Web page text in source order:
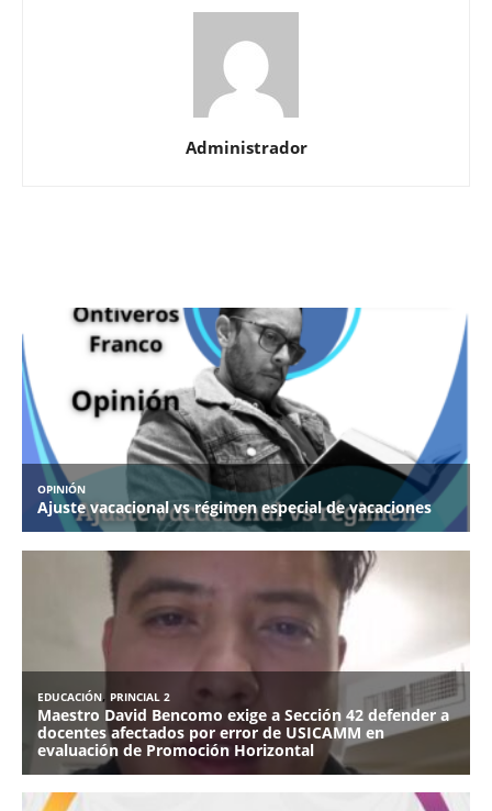
Administrador